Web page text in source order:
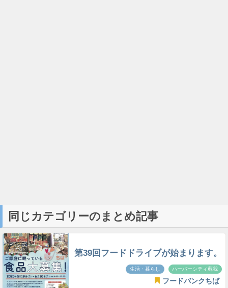
同じカテゴリーのまとめ記事
第39回フードドライブが始まります。
生活・暮らし ハーバーシティ蘇我
フードバンクちば